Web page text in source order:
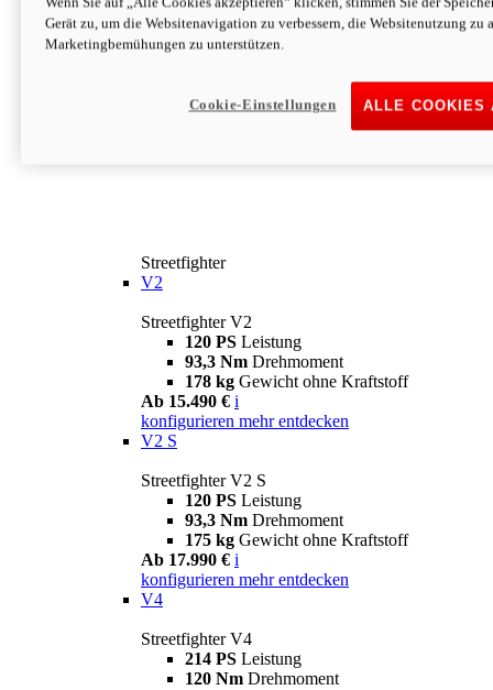
Streetfighter
V2
Streetfighter V2
120 PS Leistung
93,3 Nm Drehmoment
178 kg Gewicht ohne Kraftstoff
Ab 15.490 € i
konfigurieren mehr entdecken
V2 S
Streetfighter V2 S
120 PS Leistung
93,3 Nm Drehmoment
175 kg Gewicht ohne Kraftstoff
Ab 17.990 € i
konfigurieren mehr entdecken
V4
Streetfighter V4
214 PS Leistung
120 Nm Drehmoment
Gerät zu, um die Websitenavigation zu verbessern, die Websitenutzung zu
Marketingbemühungen zu unterstützen.
ALLE COOKIES
Cookie-Einstellungen